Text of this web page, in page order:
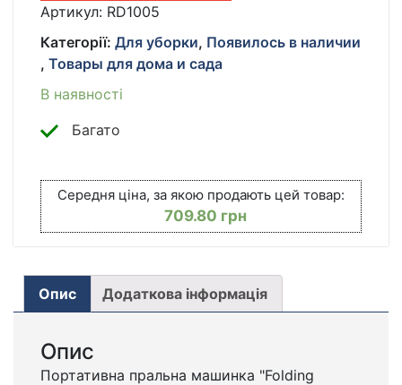
СТИРАЛЬНАЯ
FOLDING
WASHING
MACHINE
ГОЛУБАЯ
КІЛЬКІСТЬ
Артикул: RD1005
Категорії: Для уборки, Появилось в наличии
, Товары для дома и сада
В наявності
Багато
Середня ціна, за якою продають цей товар:
709.80 грн
Опис Додаткова інформація
Опис
Портативна пральна машинка "Folding